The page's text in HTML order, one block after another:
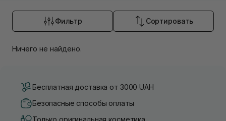
Фильтр Сортировать
Ничего не найдено.
Бесплатная доставка от 3000 UAH
Безопасные способы оплаты
Только оригинальная косметика